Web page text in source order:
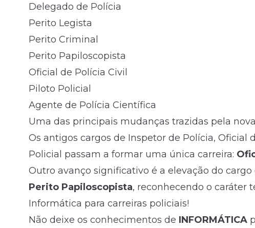
Delegado de Polícia
Perito Legista
Perito Criminal
Perito Papiloscopista
Oficial de Polícia Civil
Piloto Policial
Agente de Polícia Científica
Uma das principais mudanças trazidas pela
Os antigos cargos de Inspetor de Polícia, Oficial
Policial passam a formar uma única carreira:
Outro avanço significativo é a elevação do
Perito Papiloscopista, reconhecendo o caráter
Informática para carreiras policiais!
Não deixe os conhecimentos de INFORMÁTICA